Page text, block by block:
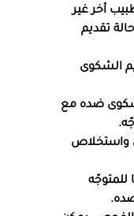
أخر غير
تقديم
الشكوى
ضده مع
واستخلاص